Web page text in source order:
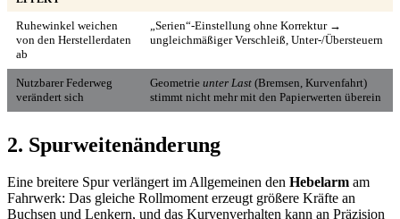
Ruhewinkel weichen
von den Herstellerdaten
ab
„Serien“-Einstellung ohne Korrektur →
ungleichmäßiger Verschleiß, Unter-/Übersteuern
Nutzbarer Federweg
verändert sich
Geometrie unter Last(Bremsen, Kurvenfahrt)
stimmt nicht mehr mit den Papierwerten überein
2. Spurweitenänderung
Eine breitere Spur verlängert im Allgemeinen den Hebelarm am
Fahrwerk: Das gleiche Rollmoment erzeugt größere Kräfte an
Buchsen und Lenkern, und das Kurvenverhalten kann an Präzision